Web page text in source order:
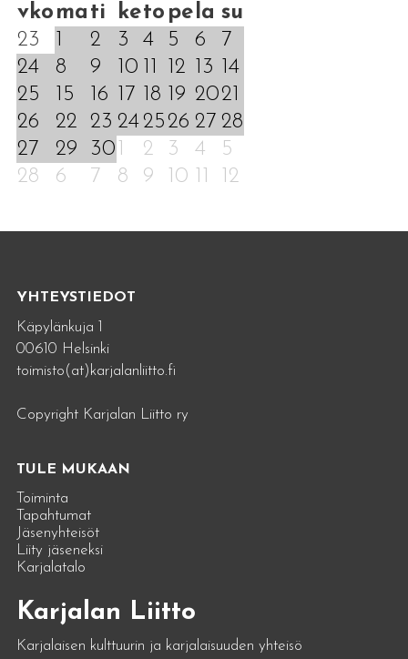
vko ma ti keto pe la su
23
2 3 4 5 6
7
24
8 9 10 12 13
14
25
15 16 17 18 19 2021
26
22 23 242526 27 28
27
29 30 2 3 4
5
28
6 7 8 9 10 12
YHTEYSTIEDOT
Käpylänkuja 1
00610 Helsinki
toimisto(at)karjalanliitto.fi
Copyright Karjalan Liitto ry
TULE MUKAAN
Toiminta
Tapahtumat
Jäsenyhteisöt
Liity jäseneksi
Karjalatalo
Karjalan Liitto
Karjalaisen kulttuurin ja karjalaisuuden yhteisö